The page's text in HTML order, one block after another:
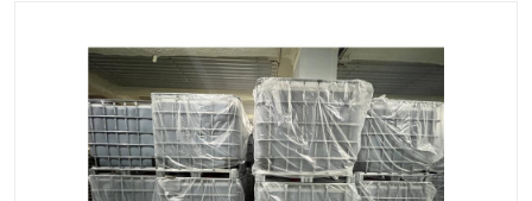
橄榄果渣油 精炼橄榄油